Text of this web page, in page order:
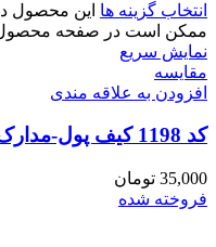
انتخاب گزینه ها این محصول
ممکن است در صفحه محصول
نمایش سریع
مقايسه
افزودن به علاقه مندی
کد 1198 کیف پول-مدارک طرح هوگو باس
35,000 تومان
فروخته شده